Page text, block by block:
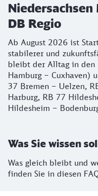
DB Regio
Ab August 2026 ist
stabilerer und
bleibt der Alltag in den
Hamburg – Cuxhaven)
37 Bremen – Uelzen,
Harburg, RB 77
Hildesheim –
Was Sie wissen
Was gleich bleibt und
finden Sie in diesen